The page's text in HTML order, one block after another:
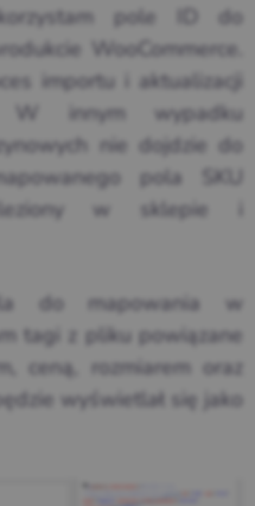
pole ID do
WooCommerce.
importu i aktualizacji
W innym wypadku
nie dojdzie do
pola SKU
w sklepie i
do mapowania w
tagi z pliku powiązane
ceną, rozmiarem oraz
wyświetlał się jako